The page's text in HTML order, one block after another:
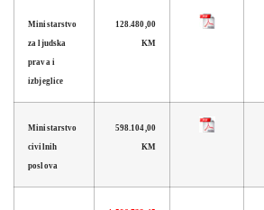
Ministarstvo
za ljudska
prava i
izbjeglice
128.480,00
KM
Ministarstvo
civilnih
poslova
598.104,00
KM